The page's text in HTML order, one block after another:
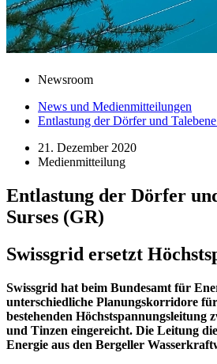
Newsroom
News und Medienmitteilungen
Entlastung der Dörfer und
21. Dezember 2020
Medienmitteilung
Entlastung der Dörfer
Surses (GR)
Swissgrid ersetzt
Swissgrid hat beim Bundesamt für
unterschiedliche Planungskorridore
bestehenden Höchstspannungsleitung
und Tinzen eingereicht. Die Leitung
Energie aus den Bergeller